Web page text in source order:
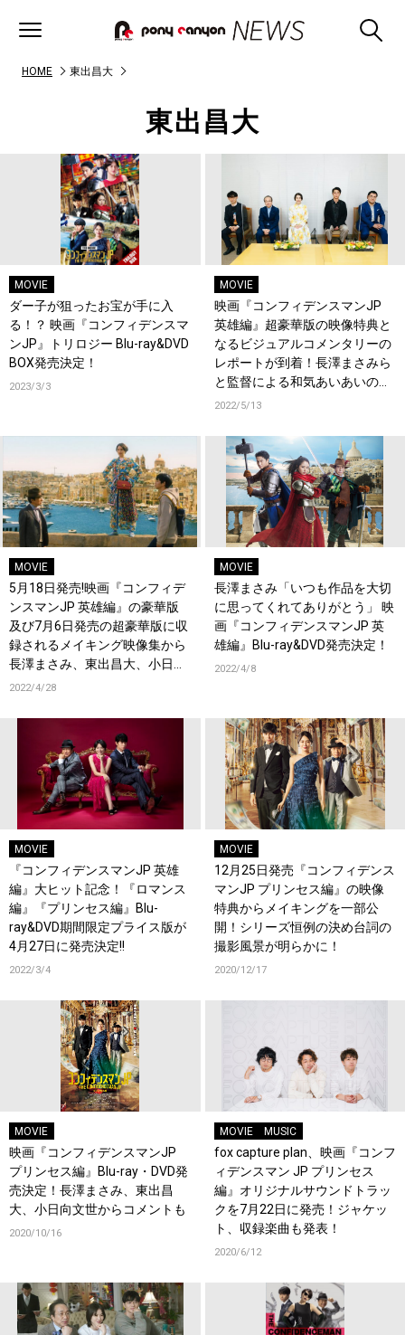
HOME 東出昌大
東出昌大
MOVIE
ダー子が狙ったお宝が手に入
る！？ 映画『コンフィデンスマ
ンJP』トリロジー Blu-ray&DVD
BOX発売決定！
2023/3/3
MOVIE
映画『コンフィデンスマンJP
英雄編』超豪華版の映像特典と
なるビジュアルコメンタリーの
レポートが到着！長澤まさみら
と監督による和気あいあいのト
ーク内容を一部公開！
2022/5/13
MOVIE
5月18日発売!映画『コンフィデ
ンスマンJP 英雄編』の豪華版
及び7月6日発売の超豪華版に収
録されるメイキング映像集から
長澤まさみ、東出昌大、小日向
文世の登場シーンの裏側を公開!
2022/4/28
MOVIE
長澤まさみ「いつも作品を大切
に思ってくれてありがとう」 映
画『コンフィデンスマンJP 英
雄編』Blu-ray&DVD発売決定！
2022/4/8
MOVIE
『コンフィデンスマンJP 英雄
編』大ヒット記念！『ロマンス
編』『プリンセス編』Blu-
ray&DVD期間限定プライス版が
4月27日に発売決定!!
2022/3/4
MOVIE
12月25日発売『コンフィデンス
マンJP プリンセス編』の映像
特典からメイキングを一部公
開！シリーズ恒例の決め台詞の
撮影風景が明らかに！
2020/12/17
MOVIE
映画『コンフィデンスマンJP
プリンセス編』Blu-ray・DVD発
売決定！長澤まさみ、東出昌
大、小日向文世からコメントも
2020/10/16
MOVIE MUSIC
fox capture plan、映画『コンフ
ィデンスマン JP プリンセス
編』オリジナルサウンドトラッ
クを7月22日に発売！ジャケッ
ト、収録楽曲も発表！
2020/6/12